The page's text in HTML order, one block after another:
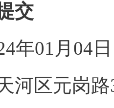
交
年01月04
河区元岗